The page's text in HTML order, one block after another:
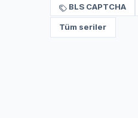
BLS CAPTCHA
Tüm seriler